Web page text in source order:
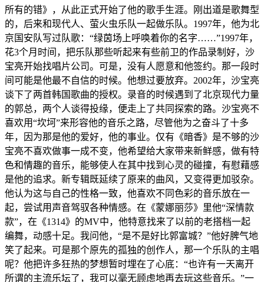
所有的错》，从此正式开始了他的歌手生涯。刚出道是歌舞型
的，后来和现代人、萤火虫乐队一起做乐队。1997年，他为北
京国安队写过队歌：“绿茵场上呼唤着你的名字……”1997年，
花3个月时间，把乐队那些听起来有些前卫的作品录制好，沙
宝亮开始找唱片公司。可是，没有人愿意和他签约。那一段时
间可能是他最不自信的时候。他想过要放弃。2002年，沙宝亮
谈下了两首韩国歌曲的授权。录音的时候遇到了北京现代力量
的郭总，两个人谈得投缘，便走上了共同探索的路。沙宝亮不
喜欢用“坎坷”来形容他的音乐之路，尽管他为之奋斗了十多
年，因为那是他的爱好，他的事业。仅有《暗香》是不够的沙
宝亮不喜欢做事一成不变，他希望给大家带来新鲜感，做有特
色和情趣的音乐，能够使人在其中找到心灵的碰撞，有慰藉感
是他的追求。新专辑既延续了原来的曲风，又变得更加驳杂。
他认为这与自己的性格一致，他喜欢不同色彩的音乐放在一
起，尝试用声音驾驭各种情感。在《蒙娜丽莎》里他“深情款
款”，在《1314》的MV中，他特意找来了以前的老搭档一起
编舞，动感十足。我问他，“是不是好比郭富城？”他好脾气地
笑了起来。可是那个原先的孤独的创作人，那一个乐队的主唱
呢？他把许多狂热的梦想暂时埋在了心底：“也许有一天离开
所谓的主流乐坛了，我可以毫无顾虑地再去玩这些音乐。”一